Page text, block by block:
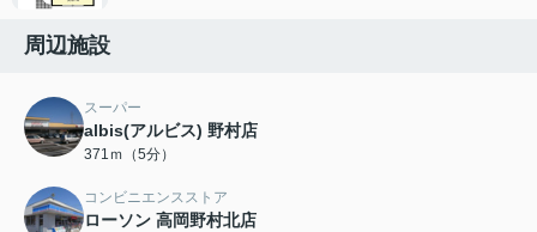
周辺施設
スーパー
albis(アルビス) 野村店
371ｍ（5分）
コンビニエンスストア
ローソン 高岡野村北店